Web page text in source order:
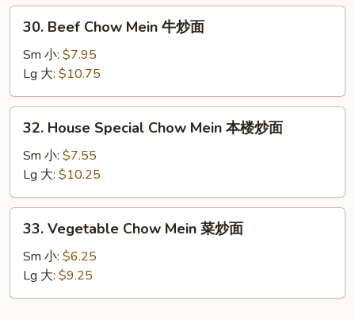
鲜
Beef
Chow
Mein
牛
炒
30. Beef Chow Mein 牛炒面
Sm 小: $7.95
Lg 大: $10.75
House
Special
Chow
Mein
本
32. House Special Chow Mein 本楼炒面
Sm 小: $7.55
Lg 大: $10.25
Vegetable
Chow
Mein
菜
33. Vegetable Chow Mein 菜炒面
Sm 小: $6.25
Lg 大: $9.25